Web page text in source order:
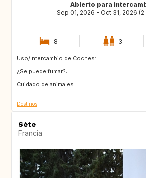
Abierto para
Sep 01, 2026 - Oct 31, 2026
8 3
Uso/Intercambio de Coches:
¿Se puede fumar?:
Cuidado de animales :
US
IT
IS
Destinos
Sète
Francia